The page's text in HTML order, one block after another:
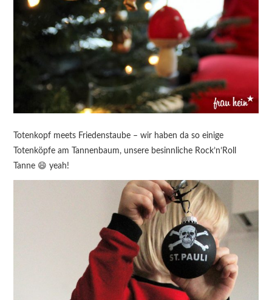
Totenkopf meets Friedenstaube – wir haben da so einige
Totenköpfe am Tannenbaum, unsere besinnliche Rock’n’Roll
Tanne 😄 yeah!